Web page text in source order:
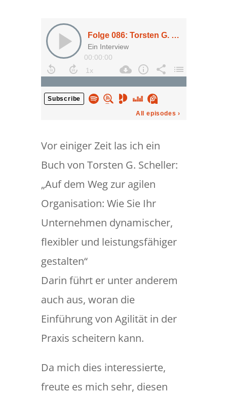
Vor einiger Zeit las ich ein
Buch von Torsten G. Scheller:
„Auf dem Weg zur agilen
Organisation: Wie Sie Ihr
Unternehmen dynamischer,
flexibler und leistungsfähiger
gestalten“
Darin führt er unter anderem
auch aus, woran die
Einführung von Agilität in der
Praxis scheitern kann.
Da mich dies interessierte,
freute es mich sehr, diesen